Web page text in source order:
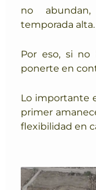
no
temporada alta.
Por eso, si no
ponerte en
Lo importante
primer
flexibilidad en